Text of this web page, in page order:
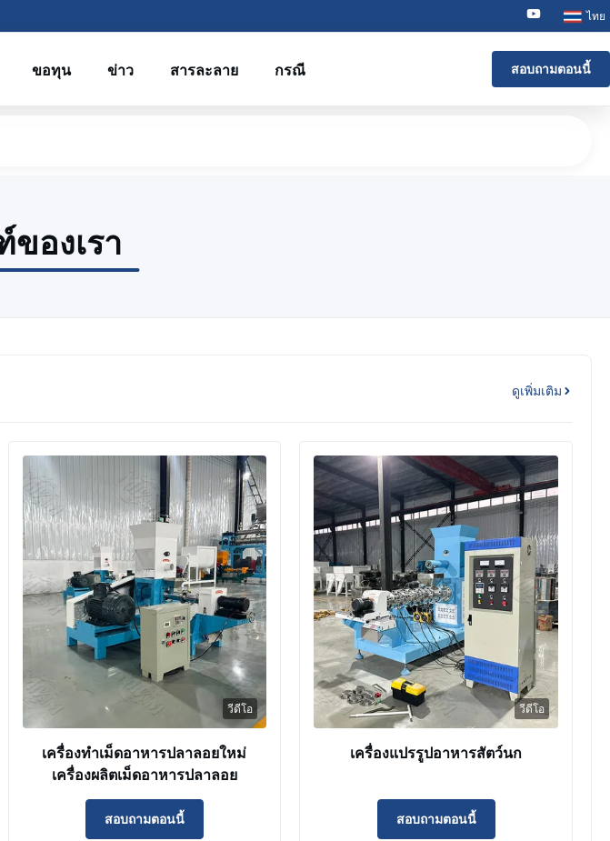
ไทย
ขอทุน ข่าว สารละลาย กรณี สอบถามตอนนี้
องเรา
ดูเพิ่มเติม
วีดีโอ
เครื่องทําเม็ดอาหารปลาลอยใหม่
เครื่องผลิตเม็ดอาหารปลาลอย
สอบถามตอนนี้
วีดีโอ
เครื่องแปรรูปอาหารสัตว์นก
สอบถามตอนนี้